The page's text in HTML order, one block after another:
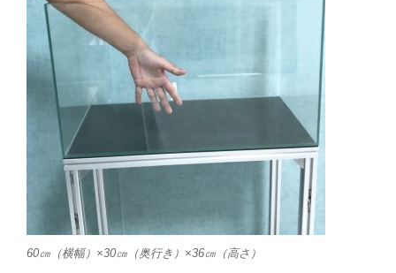
60㎝（横幅）×30㎝（奥行き）×36㎝（高さ）